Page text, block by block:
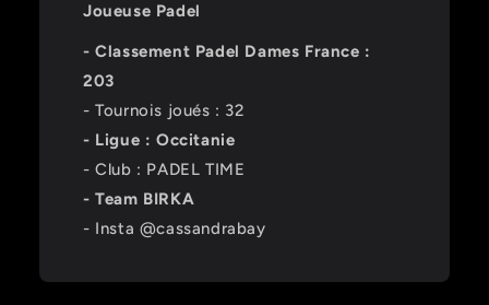
Joueuse Padel
- Classement Padel Dames France :
203
- Tournois joués : 32
- Ligue : Occitanie
- Club : PADEL TIME
- Team BIRKA
- Insta @cassandrabay